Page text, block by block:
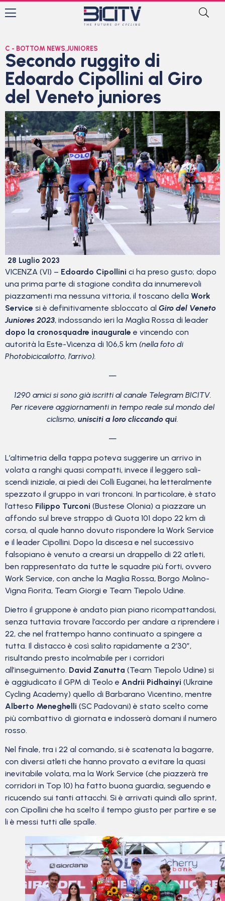
C - BOTTOM NEWS,JUNIORES
Secondo ruggito di
Edoardo Cipollini al Giro
del Veneto juniores
28 Luglio 2023
VICENZA (VI) – Edoardo Cipollini ci ha preso gusto; dopo
una prima parte di stagione condita da innumerevoli
piazzamenti ma nessuna vittoria, il toscano della Work
Service si è definitivamente sbloccato al Giro del Veneto
Juniores 2023, indossando ieri la Maglia Rossa di leader
dopo la cronosquadre inaugurale e vincendo con
autorità la Este-Vicenza di 106,5 km (nella foto di
Photobicicailotto, l’arrivo).
—
1290 amici si sono già iscritti al canale Telegram BICITV.
Per ricevere aggiornamenti in tempo reale sul mondo del
ciclismo, unisciti a loro cliccando qui.
—
L’altimetria della tappa poteva suggerire un arrivo in
volata a ranghi quasi compatti, invece il leggero sali-
scendi iniziale, ai piedi dei Colli Euganei, ha letteralmente
spezzato il gruppo in vari tronconi. In particolare, è stato
l’atteso Filippo Turconi (Bustese Olonia) a piazzare un
affondo sul breve strappo di Quota 101 dopo 22 km di
corsa, al quale hanno dovuto rispondere la Work Service
e il leader Cipollini. Dopo la discesa e nel successivo
falsopiano è venuto a crearsi un drappello di 22 atleti,
ben rappresentato da tutte le squadre più forti, ovvero
Work Service, con anche la Maglia Rossa, Borgo Molino-
Vigna Fiorita, Team Giorgi e Team Tiepolo Udine.
Dietro il gruppone è andato pian piano ricompattandosi,
senza tuttavia trovare l’accordo per andare a riprendere i
22, che nel frattempo hanno continuato a spingere a
tutta. Il distacco è così salito rapidamente a 2’30”,
risultando presto incolmabile per i corridori
all’inseguimento. David Zanutta (Team Tiepolo Udine) si
è aggiudicato il GPM di Teolo e Andrii Pidhainyi (Ukraine
Cycling Academy) quello di Barbarano Vicentino, mentre
Alberto Meneghelli (SC Padovani) è stato scelto come
più combattivo di giornata e indosserà domani il numero
rosso.
Nel finale, tra i 22 al comando, si è scatenata la bagarre,
con diversi atleti che hanno provato a evitare la quasi
inevitabile volata, ma la Work Service (che piazzerà tre
corridori in Top 10) ha fatto buona guardia, seguendo e
ricucendo sui tanti attacchi. Si è arrivati quindi allo sprint,
con Cipollini che ha scelto il tempo giusto per partire e se
li è messi tutti alle spalle.